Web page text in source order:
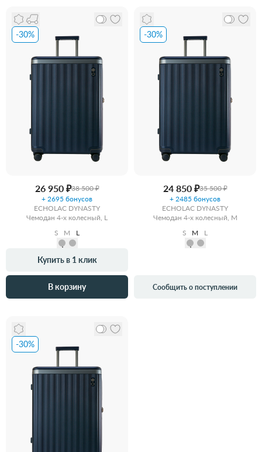
-30%
26 950 ₽38 500 ₽
+ 2695 бонусов
ECHOLAC DYNASTY
Чемодан 4-х колесный, L
S
M L
Купить в 1 клик
В корзину
-30%
24 850 ₽35 500 ₽
+ 2485 бонусов
ECHOLAC DYNASTY
Чемодан 4-х колесный, M
S
M L
Сообщить о поступлении
-30%